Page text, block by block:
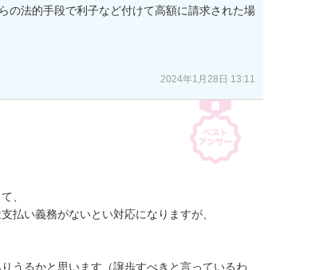
の法的手段で利子など付けて高額に請求された場
2024年1月28日 13:11
、
払い義務がないとい対応になりますが、
うるかと思います（譲歩すべきと言っているわ